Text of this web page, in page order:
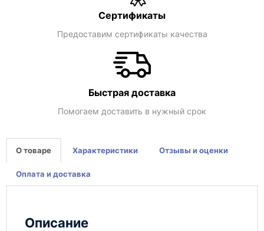
Сертификаты
Предоставим сертификаты качества
Быстрая доставка
Помогаем доставить в нужный срок
О товаре Характеристики Отзывы и оценки
Оплата и доставка
Описание